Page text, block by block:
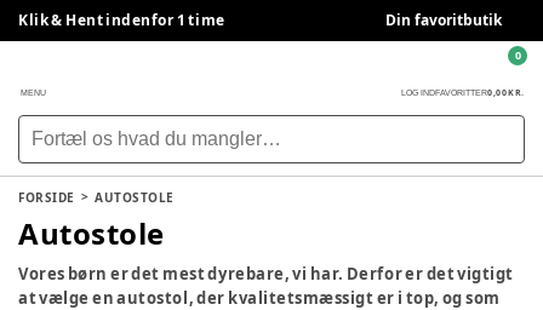
Klik & Hent indenfor 1 time Din favoritbutik
MENU LOG INDFAVORITTER0,00 KR.
0
FORSIDE AUTOSTOLE
Autostole
Vores børn er det mest dyrebare, vi har. Derfor er det vigtigt
at vælge en autostol, der kvalitetsmæssigt er i top, og som